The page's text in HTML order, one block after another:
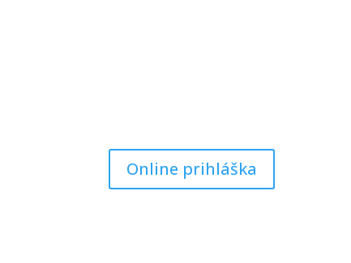
Online prihláška